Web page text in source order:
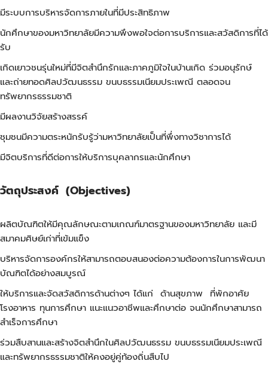
มีระบบการบริหารจัดการภายในที่มีประสิทธิภาพ
นักศึกษาของมหาวิทยาลัยมีความพึงพอใจต่อการบริการและสวัสดิการที่ได้
รับ
เกิดเยาวชนรุ่นใหม่ที่มีจิตสำนึกรักและภาคภูมิใจในบ้านเกิด ร่วมอนุรักษ์
และถ่ายทอดศิลปวัฒนธรรม ขนบธรรมเนียมประเพณี ตลอดจน
ทรัพยากรธรรมชาติ
มีผลงานวิจัยสร้างสรรค์
ชุมชนมีความตระหนักรับรู้ว่ามหาวิทยาลัยเป็นที่พึ่งทางวิชาการได้
มีจิตบริการที่ดีต่อการให้บริการบุคลากรและนักศึกษา
วัตถุประสงค์ (Objectives)
ผลิตบัณฑิตให้มีคุณลักษณะตามเกณฑ์มาตรฐานของมหาวิทยาลัย และมี
สมาคมศิษย์เก่าที่เข้มแข็ง
บริหารจัดการองค์กรให้สามารถตอบสนองต่อความต้องการในการพัฒนา
บัณฑิตได้อย่างสมบูรณ์
ให้บริการและจัดสวัสดิการด้านต่างๆ ได้แก่ ด้านสุขภาพ ที่พักอาศัย
โรงอาหาร ทุนการศึกษา แนะแนวอาชีพและศึกษาต่อ จนนักศึกษาสามารถ
สำเร็จการศึกษา
ร่วมสืบสานและสร้างจิตสำนึกในศิลปวัฒนธรรม ขนบธรรมเนียมประเพณี
และทรัพยากรธรรมชาติให้คงอยู่คู่ท้องถิ่นสืบไป